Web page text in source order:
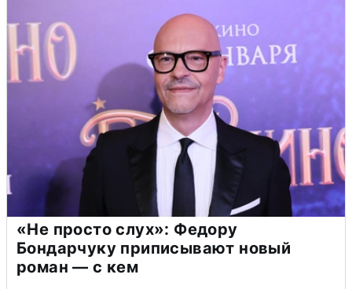
«Не просто слух»: Федору
Бондарчуку приписывают новый
роман — с кем